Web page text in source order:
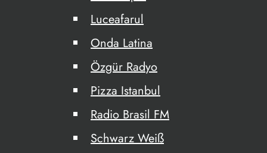
Luceafarul
Onda Latina
Özgür Radyo
Pizza Istanbul
Radio Brasil FM
Schwarz Weiß